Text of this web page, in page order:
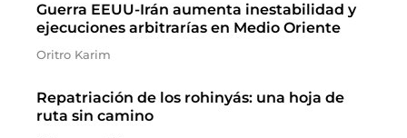
Guerra EEUU-Irán aumenta inestabilidad y
ejecuciones arbitrarías en Medio Oriente
Oritro Karim
Repatriación de los rohinyás: una hoja de
ruta sin camino